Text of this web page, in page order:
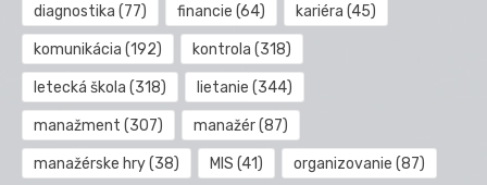
diagnostika (77) financie (64) kariéra (45)
komunikácia (192) kontrola (318)
letecká škola (318) lietanie (344)
manažment (307) manažér(87)
manažérske hry(38) MIS (41) organizovanie (87)